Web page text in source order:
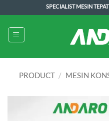
to
content
SPECIALIST MESIN
PRODUCT / MESIN